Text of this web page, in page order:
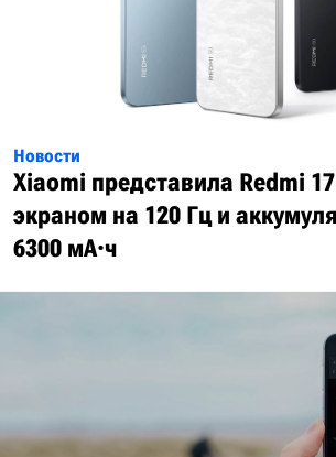
Новости
Xiaomi представила Redmi 17
экраном на 120 Гц и
6300 мА·ч